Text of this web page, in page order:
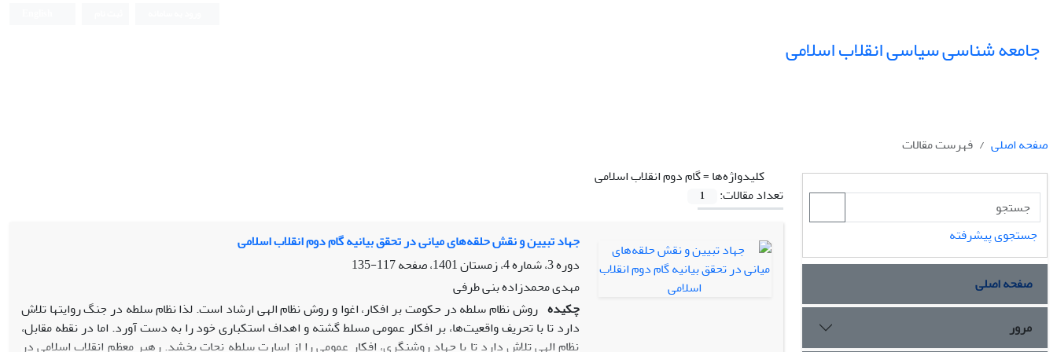
جامعه شناسی سیاسی انقلاب اسلامی
صفحه اصلی
فهرست مقالات
کلیدواژه‌ها =گام دوم انقلاب اسلامی
تعداد مقالات:
1
جهاد تبیین و نقش حلقه‌های میانی در تحقق بیانیه گام دوم انقلاب اسلامی
دوره 3، شماره 4، زمستان 1401، صفحه
117-135
مهدی محمدزاده بنی طرفی
چکیده روش نظام سلطه در حکومت بر افکار، اغوا و روش نظام الهی ارشاد است. لذا نظام سلطه در جنگ روایتها تلاش
دارد تا با تحریف واقعیت‌ها، بر افکار عمومی مسلط گشته و اهداف استکباری خود را به دست آورد. اما در نقطه مقابل،
نظام الهی تلاش دارد تا با جهاد روشنگری، افکار عمومی را از اسارت سلطه نجات بخشد. رهبر معظم انقلاب اسلامی در
جستجوی پیشرفته
صفحه اصلی
مرور